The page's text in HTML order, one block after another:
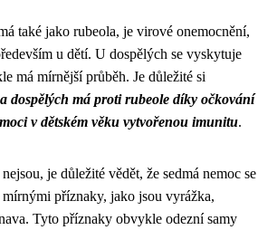
také jako rubeola, je virové onemocnění,
u dětí. U dospělých se vyskytuje
má mírnější průběh. Je důležité si
dospělých má proti rubeole díky očkování
v dětském věku vytvořenou imunitu.
je důležité vědět, že sedmá nemoc se
příznaky, jako jsou vyrážka,
Tyto příznaky obvykle odezní samy